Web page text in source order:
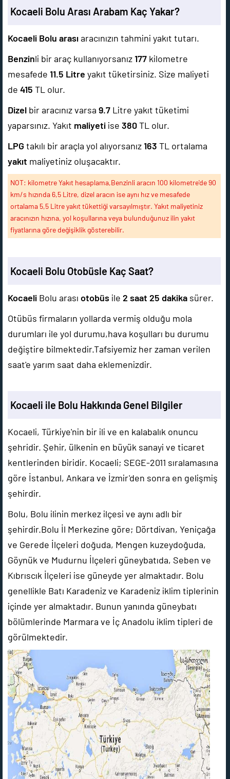
Kocaeli Bolu Arası Arabam Kaç Yakar?
Kocaeli Bolu arasıaracınızın tahmini yakıt tutarı.
Benzinli bir araç kullanıyorsanız177 kilometre
mesafede 11.5 Litre yakıt tüketirsiniz. Size maliyeti
de 415 TL olur.
Dizel bir aracınız varsa 9.7 Litre yakıt tüketimi
yaparsınız. Yakıt maliyeti ise 380TL olur.
LPG takılı bir araçla yol alıyorsanız163 TL ortalama
yakıt maliyetiniz oluşacaktır.
NOT: kilometre Yakıt hesaplama,Benzinli aracın 100 kilometre'de 90
km/s hızında 6,5 Litre, dizel aracın ise aynı hız ve mesafede
ortalama 5,5 Litre yakıt tükettiği varsayılmıştır. Yakıt maliyetiniz
aracınızın hızına, yol koşullarına veya bulunduğunuz ilin yakıt
fiyatlarına göre değişiklik gösterebilir.
Kocaeli Bolu Otobüsle Kaç Saat?
Kocaeli Bolu arası otobüs ile 2 saat 25 dakika sürer.
Otübüs firmaların yollarda vermiş olduğu mola
durumları ile yol durumu,hava koşulları bu durumu
değiştire bilmektedir.Tafsiyemiz her zaman verilen
saat'e yarım saat daha eklemenizdir.
Kocaeli ile Bolu Hakkında Genel Bilgiler
Kocaeli, Türkiye'nin bir ili ve en kalabalık onuncu
şehridir. Şehir, ülkenin en büyük sanayi ve ticaret
kentlerinden biridir. Kocaeli; SEGE-2011 sıralamasına
göre İstanbul, Ankara ve İzmir'den sonra en gelişmiş
şehirdir.
Bolu, Bolu ilinin merkez ilçesi ve aynı adlı bir
şehirdir.Bolu İl Merkezine göre; Dörtdivan, Yeniçağa
ve Gerede İlçeleri doğuda, Mengen kuzeydoğuda,
Göynük ve Mudurnu İlçeleri güneybatıda, Seben ve
Kıbrıscık İlçeleri ise güneyde yer almaktadır. Bolu
genellikle Batı Karadeniz ve Karadeniz iklim tiplerinin
içinde yer almaktadır. Bunun yanında güneybatı
bölümlerinde Marmara ve İç Anadolu iklim tipleri de
görülmektedir.